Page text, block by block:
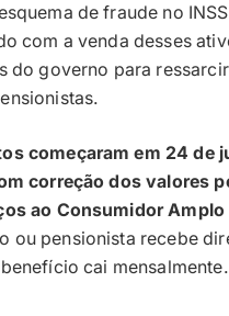
de fraude no
com a venda desses
do governo para
começaram em 24 de
correção dos valores
ao Consumidor Amplo
ou pensionista recebe
cai mensalmente.